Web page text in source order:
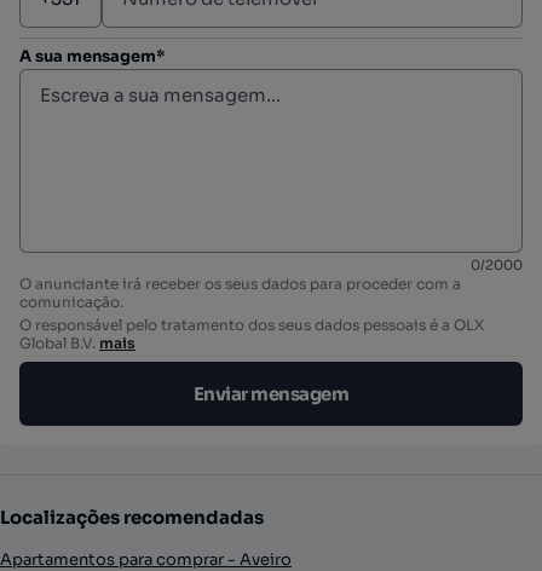
A sua mensagem*
0/2000
O anunciante irá receber os seus dados para proceder com a
comunicação.
O responsável pelo tratamento dos seus dados pessoais é a OLX
Global B.V. mais
Enviar mensagem
Localizações recomendadas
Apartamentos para comprar - Aveiro